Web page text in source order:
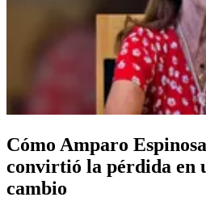
Cómo Amparo
convirtió la pérdida en
cambio